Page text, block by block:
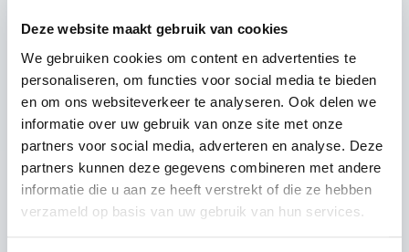
Deze website maakt gebruik van cookies
We gebruiken cookies om content en advertenties te
personaliseren, om functies voor social media te bieden
en om ons websiteverkeer te analyseren. Ook delen we
informatie over uw gebruik van onze site met onze
partners voor social media, adverteren en analyse. Deze
partners kunnen deze gegevens combineren met andere
informatie die u aan ze heeft verstrekt of die ze hebben
verzameld op basis van uw gebruik van hun services.
Technische specificaties
Glasdikte
10mm gehard (ESG)
Helder glas
Glasranden
Geslepen (niet scherp)
Profielmateriaal
Aluminium 6063-T6
Afwerking
Zwart RAL 9005
Wieltype
RVS 304, verstelbaar